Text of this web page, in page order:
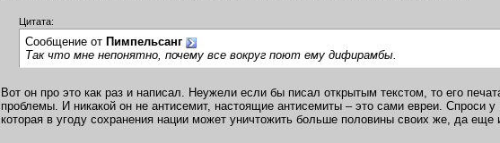
Цитата:
Сообщение от Пимпельсанг
Так что мне непонятно, почему все вокруг поют ему дифирамбы.
Вот он про это как раз и написал. Неужели если бы писал открытым текстом, то его
проблемы. И никакой он не антисемит, настоящие антисемиты – это сами евреи. Спроси
которая в угоду сохранения нации может уничтожить больше половины своих же, да еще